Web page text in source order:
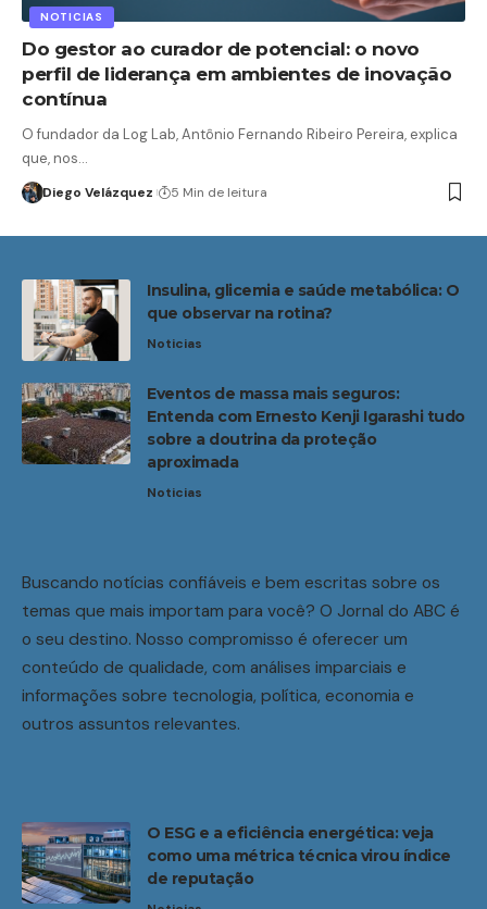
NOTICIAS
Do gestor ao curador de potencial: o novo
perfil de liderança em ambientes de inovação
contínua
O fundador da Log Lab, Antônio Fernando Ribeiro Pereira, explica
que, nos…
Diego Velázquez 5 Min de leitura
Insulina, glicemia e saúde metabólica: O
que observar na rotina?
Noticias
Eventos de massa mais seguros:
Entenda com Ernesto Kenji Igarashi tudo
sobre a doutrina da proteção
aproximada
Noticias
Buscando notícias confiáveis e bem escritas sobre os
temas que mais importam para você? O Jornal do ABC é
o seu destino. Nosso compromisso é oferecer um
conteúdo de qualidade, com análises imparciais e
informações sobre tecnologia, política, economia e
outros assuntos relevantes.
O ESG e a eficiência energética: veja
como uma métrica técnica virou índice
de reputação